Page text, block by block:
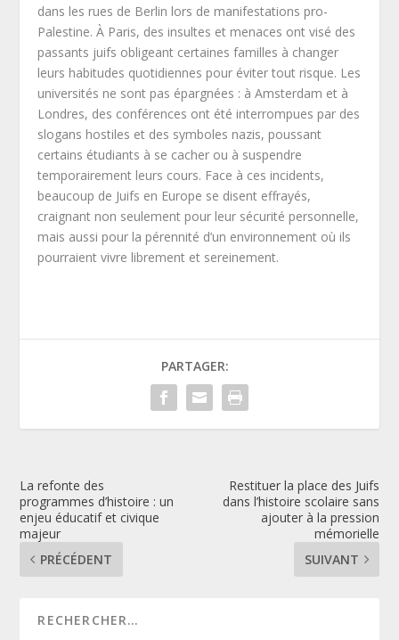
dans les rues de Berlin lors de manifestations pro-
Palestine. À Paris, des insultes et menaces ont visé des
passants juifs obligeant certaines familles à changer
leurs habitudes quotidiennes pour éviter tout risque. Les
universités ne sont pas épargnées : à Amsterdam et à
Londres, des conférences ont été interrompues par des
slogans hostiles et des symboles nazis, poussant
certains étudiants à se cacher ou à suspendre
temporairement leurs cours. Face à ces incidents,
beaucoup de Juifs en Europe se disent effrayés,
craignant non seulement pour leur sécurité personnelle,
mais aussi pour la pérennité d’un environnement où ils
pourraient vivre librement et sereinement.
PARTAGER:
La refonte des
programmes d’histoire : un
enjeu éducatif et civique
majeur
PRÉCÉDENT
Restituer la place des Juifs
dans l’histoire scolaire sans
ajouter à la pression
mémorielle
SUIVANT